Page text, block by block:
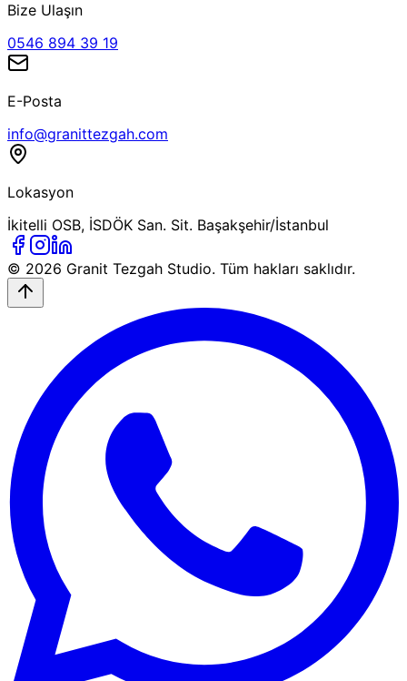
Bize Ulaşın
0546 894 39 19
E-Posta
info@granittezgah.com
Lokasyon
İkitelli OSB, İSDÖK San. Sit. Başakşehir/İstanbul
© 2026 Granit Tezgah Studio. Tüm hakları saklıdır.